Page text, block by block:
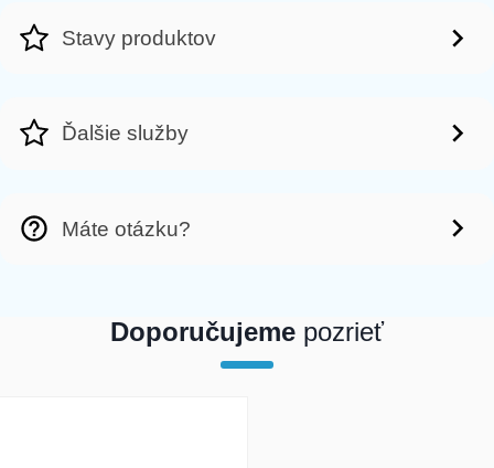
Stavy produktov
Ďalšie služby
Máte otázku?
Doporučujeme pozrieť